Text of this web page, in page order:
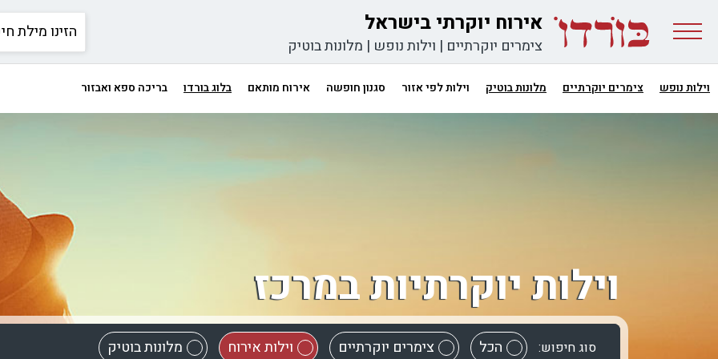
אירוח יוקרתי בישראל
צימרים יוקרתיים | וילות נופש | מלונות בוטיק
וילות נופש צימרים יוקרתיים מלונות בוטיק וילות לפי אזור סגנון חופשה אירוח מותאם בלוג בורדו בריכה ספא ואבזור
וילות יוקרתיות במרכז
סוג חיפוש: הכל צימרים יוקרתיים וילות אירוח מלונות בוטיק